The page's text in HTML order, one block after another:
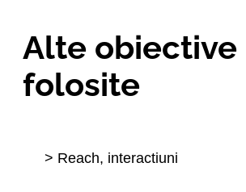
Alte obiective
folosite
> Reach, interactiuni